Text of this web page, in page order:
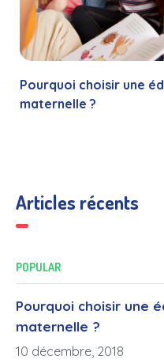
Pourquoi choisir une
maternelle ?
Articles récents
POPULAR
Pourquoi choisir une
maternelle ?
10 décembre, 2018